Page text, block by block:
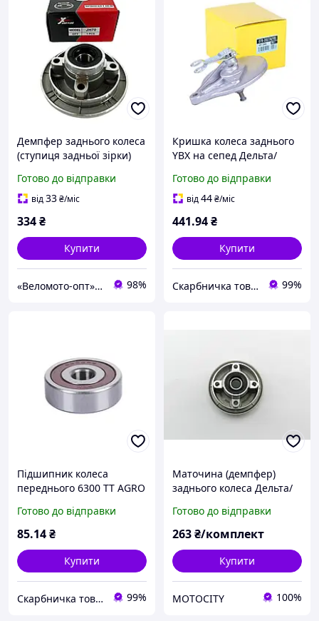
Демпфер заднього колеса
(ступиця задньої зірки)
підшипником 6203RS
XUANKOO
Готово до відправки
від33₴/міс
334₴
Купити
«Веломото-опт» — магазин запчастин для велосипедів та мототехніки 98%
Кришка колеса заднього
YBX на сепед Дельта/
Готово до відправки
від44₴/міс
441.94₴
Купити
Скарбничка товарів 99%
Підшипник колеса
переднього 6300 TT AGRO
Альфа, з 1 захисною
шайбою
Готово до відправки
85.14₴
Купити
Скарбничка товарів 99%
Маточина (демпфер)
заднього колеса Дельта/
і підшипником)
Готово до відправки
263₴/комплект
Купити
MOTOCITY 100%